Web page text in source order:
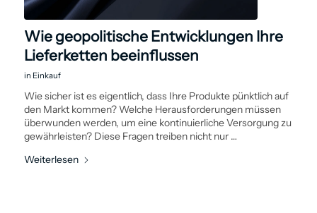
Wie geopolitische Entwicklungen Ihre
Lieferketten beeinflussen
in Einkauf
Wie sicher ist es eigentlich, dass Ihre Produkte pünktlich auf
den Markt kommen? Welche Herausforderungen müssen
überwunden werden, um eine kontinuierliche Versorgung zu
gewährleisten? Diese Fragen treiben nicht nur …
Weiterlesen